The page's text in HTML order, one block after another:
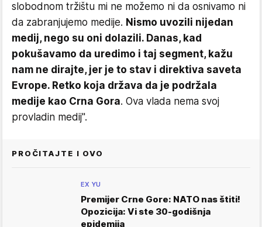
slobodnom tržištu mi ne možemo ni da osnivamo ni
da zabranjujemo medije. Nismo uvozili nijedan
medij, nego su oni dolazili. Danas, kad
pokušavamo da uredimo i taj segment, kažu
nam ne dirajte, jer je to stav i direktiva saveta
Evrope. Retko koja država da je podržala
medije kao Crna Gora. Ova vlada nema svoj
provladin medij".
PROČITAJTE I OVO
EX YU
Premijer Crne Gore: NATO nas štiti!
Opozicija: Vi ste 30-godišnja
epidemija